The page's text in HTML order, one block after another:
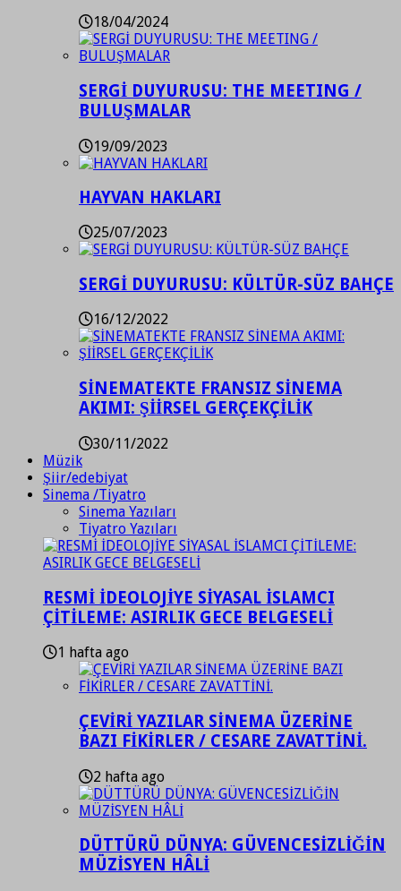
18/04/2024
SERGİ DUYURUSU: THE MEETING /
BULUŞMALAR
19/09/2023
HAYVAN HAKLARI
25/07/2023
SERGİ DUYURUSU: KÜLTÜR-SÜZ BAHÇE
16/12/2022
SİNEMATEKTE FRANSIZ SİNEMA
AKIMI: ŞİİRSEL GERÇEKÇİLİK
30/11/2022
Müzik
Şiir/edebiyat
Sinema /Tiyatro
Sinema Yazıları
Tiyatro Yazıları
RESMİ İDEOLOJİYE SİYASAL İSLAMCI
ÇİTİLEME: ASIRLIK GECE BELGESELİ
1 hafta ago
ÇEVİRİ YAZILAR SİNEMA ÜZERİNE
BAZI FİKİRLER / CESARE ZAVATTİNİ.
2 hafta ago
DÜTTÜRÜ DÜNYA: GÜVENCESİZLİĞİN
MÜZİSYEN HÂLİ